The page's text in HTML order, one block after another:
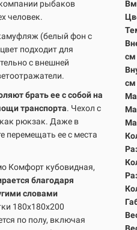
рыбаков
человек.
(белый фон с
подходит для
с внешней
брать ее с собой на
транспорта. Чехол с
рюкзак. Даже в
перемещать ее с места
Комфорт кубовидная,
благодаря
словами
180х180х200
по полу, включая
см
см